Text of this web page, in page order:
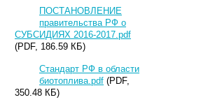
ПОСТАНОВЛЕНИЕ
правительства РФ о
СУБСИДИЯХ 2016-2017.pdf
(PDF, 186.59 КБ)
Стандарт РФ в области
биотоплива.pdf (PDF,
350.48 КБ)